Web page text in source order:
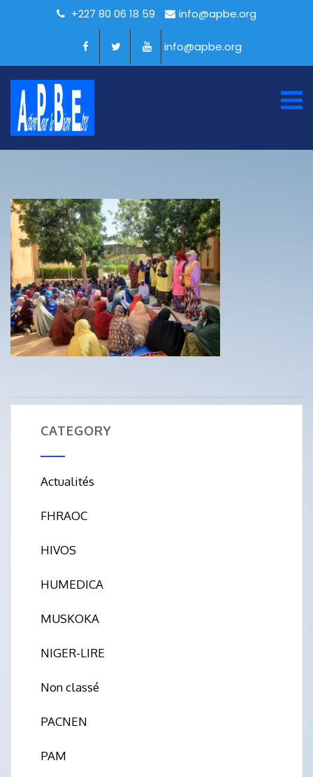
+227 80 06 18 59 info@apbe.org
info@apbe.org
CATEGORY
Actualités
FHRAOC
HIVOS
HUMEDICA
MUSKOKA
NIGER-LIRE
Non classé
PACNEN
PAM